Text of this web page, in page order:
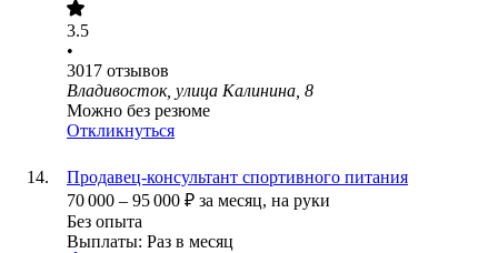
3.5
•
3017 отзывов
Владивосток, улица Калинина, 8
Можно без резюме
Откликнуться
Продавец-консультант спортивного питания
70 000 – 95 000 ₽ за месяц, на руки
Без опыта
Выплаты: Раз в месяц